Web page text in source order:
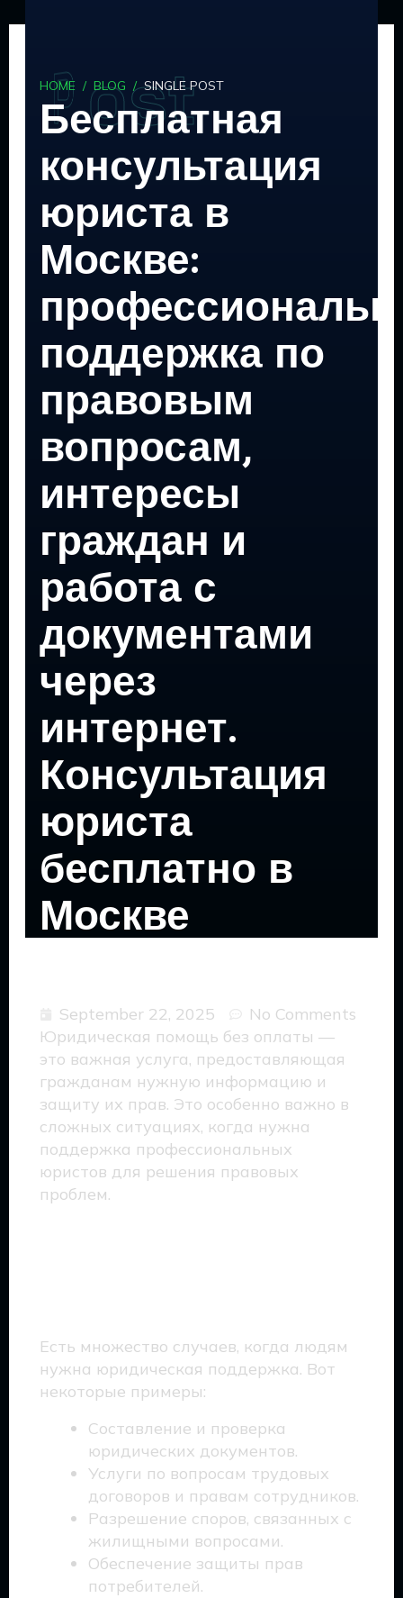
Post
Post
Post
HOME / BLOG / SINGLE POST
Бесплатная
консультация
юриста в
Москве:
поддержка по
правовым
вопросам,
интересы
граждан и
работа с
документами
через
интернет.
Консультация
юриста
бесплатно в
Москве
September 22, 2025
No Comments
Юридическая помощь без оплаты —
это важная услуга, предоставляющая
гражданам нужную информацию и
защиту их прав. Это особенно важно в
сложных ситуациях, когда нужна
поддержка профессиональных
юристов для решения правовых
проблем.
Есть множество случаев, когда людям
нужна юридическая поддержка. Вот
некоторые примеры:
Составление и проверка
юридических документов.
Услуги по вопросам трудовых
договоров и правам сотрудников.
Разрешение споров, связанных с
жилищными вопросами.
Обеспечение защиты прав
потребителей.